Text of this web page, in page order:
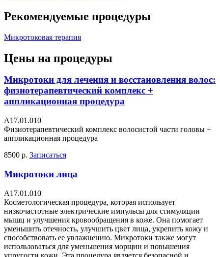
Рекомендуемые процедуры
Микротоковая терапия
Цены на процедуры
Микротоки для лечения и восстановления волос:
физиотерапевтический комплекс +
аппликационная процедура
А17.01.010
Физиотерапевтический комплекс волосистой части головы +
аппликационная процедура
8500 р. Записаться
Микротоки лица
A17.01.010
Косметологическая процедура, которая использует
низкочастотные электрические импульсы для стимуляции
мышц и улучшения кровообращения в коже. Она помогает
уменьшить отечность, улучшить цвет лица, укрепить кожу и
способствовать ее увлажнению. Микротоки также могут
использоваться для уменьшения морщин и повышения
упругости кожи. Эта процедура является безопасной и